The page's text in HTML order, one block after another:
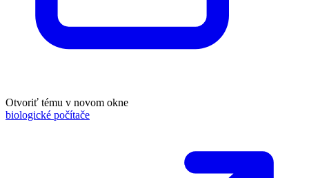
Otvoriť tému v novom okne
biologické počítače